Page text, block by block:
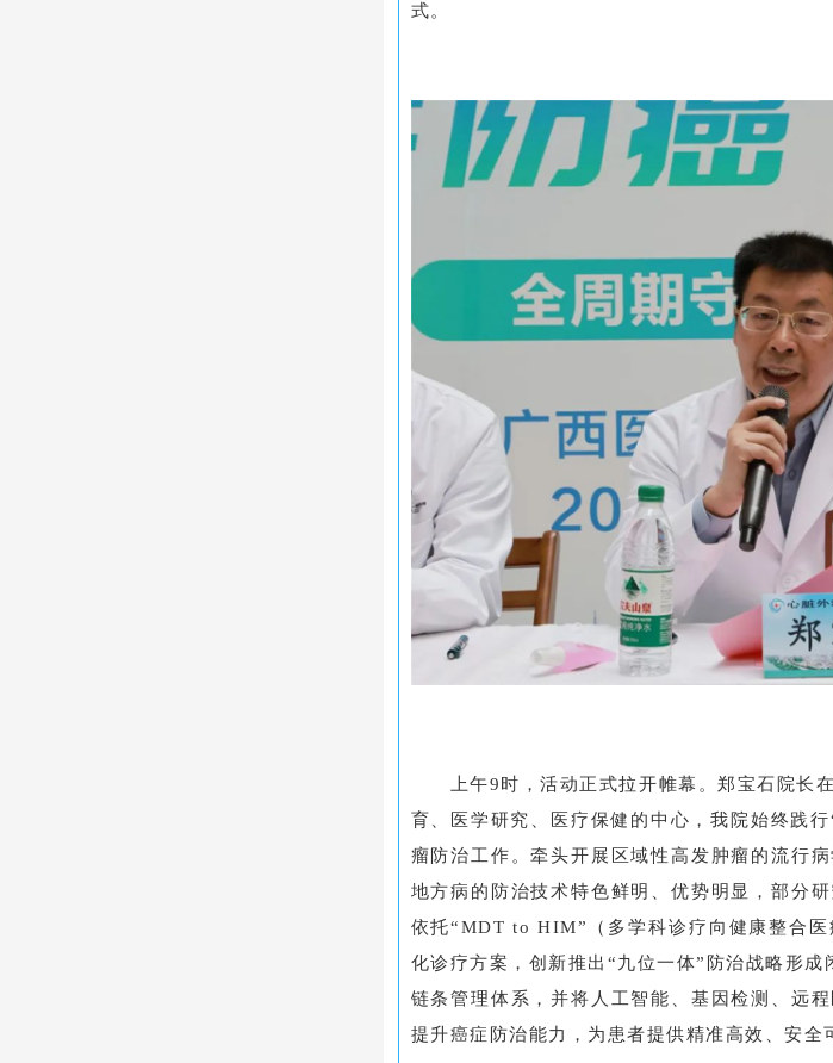
式。
上午9时，活动正式拉开帷幕。郑宝石院长
育、医学研究、医疗保健的中心，我院始终践
瘤防治工作。牵头开展区域性高发肿瘤的流行
地方病的防治技术特色鲜明、优势明显，部分
依托“MDT to HIM”（多学科诊疗向健康整合
化诊疗方案，创新推出“九位一体”防治战略形
链条管理体系，并将人工智能、基因检测、远
提升癌症防治能力，为患者提供精准高效、安全